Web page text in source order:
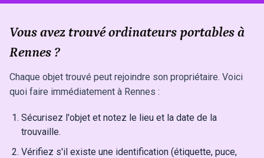
Vous avez trouvé ordinateurs portables à
Rennes ?
Chaque objet trouvé peut rejoindre son propriétaire. Voici
quoi faire immédiatement à Rennes :
Sécurisez l'objet et notez le lieu et la date de la
trouvaille.
Vérifiez s'il existe une identification (étiquette, puce,